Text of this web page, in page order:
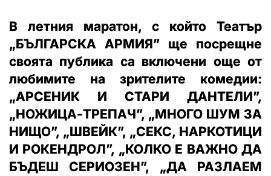
В летния маратон, с който Театър
„БЪЛГАРСКА АРМИЯ” ще посрещне
своята публика са включени още от
любимите на зрителите комедии:
„АРСЕНИК И СТАРИ ДАНТЕЛИ”,
„НОЖИЦА-ТРЕПАЧ”, „МНОГО ШУМ ЗА
НИЩО”, „ШВЕЙК”, „СЕКС, НАРКОТИЦИ
И РОКЕНДРОЛ”, „КОЛКО Е ВАЖНО ДА
БЪДЕШ СЕРИОЗЕН”, „ДА РАЗЛАЕМ